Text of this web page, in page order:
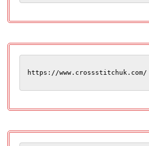
https://www.crossstitchuk.com/